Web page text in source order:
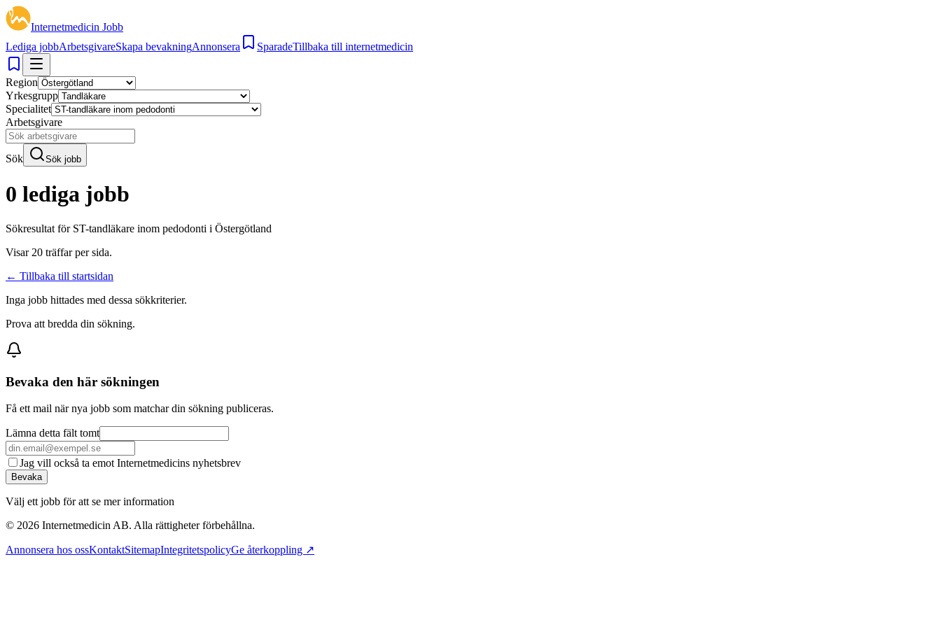
Internetmedicin Jobb
Lediga jobbArbetsgivareSkapa bevakningAnnonsera SparadeTillbaka till internetmedicin
Region
Yrkesgrupp
Specialitet
Arbetsgivare
Sök Sök jobb
0 lediga jobb
Sökresultat för ST-tandläkare inom pedodonti i Östergötland
Visar 20 träffar per sida.
← Tillbaka till startsidan
Inga jobb hittades med dessa sökkriterier.
Prova att bredda din sökning.
Bevaka den här sökningen
Få ett mail när nya jobb som matchar din sökning publiceras.
Lämna detta fält tomt
Jag vill också ta emot Internetmedicins nyhetsbrev
Bevaka
Välj ett jobb för att se mer information
© 2026 Internetmedicin AB. Alla rättigheter förbehållna.
Annonsera hos ossKontaktSitemapIntegritetspolicyGe återkoppling ↗